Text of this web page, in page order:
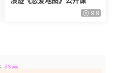
9.9
登录